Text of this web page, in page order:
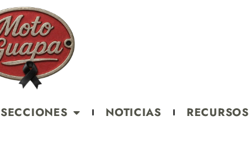
SECCIONES NOTICIAS RECURSOS